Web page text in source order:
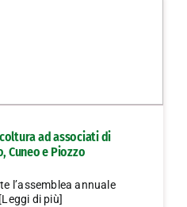
ad associati di
Cuneo e Piozzo
l’assemblea annuale
di più]